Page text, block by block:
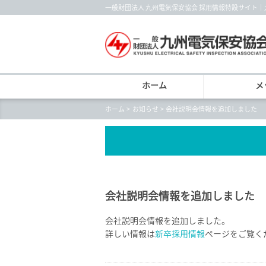
一般財団法人 九州電気保安協会 採用情報特設サイト
ホーム
ホーム お知らせ 会社説明会情報を追加しました
会社説明会情報を追加しました
会社説明会情報を追加しました。
詳しい情報は新卒採用情報ページをご覧く